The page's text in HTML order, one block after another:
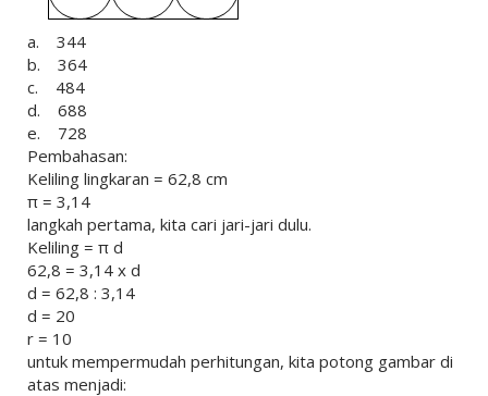
a. 344
b. 364
c. 484
d. 688
e. 728
Pembahasan:
Keliling lingkaran = 62,8 cm
π = 3,14
langkah pertama, kita cari jari-jari dulu.
Keliling = π d
62,8 = 3,14 x d
d = 62,8 : 3,14
d = 20
r = 10
untuk mempermudah perhitungan, kita potong gambar di
atas menjadi: